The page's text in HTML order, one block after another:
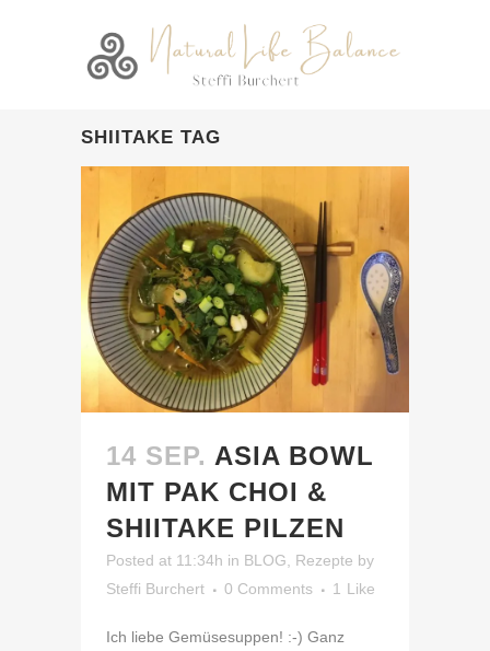
SHIITAKE TAG
14 SEP. ASIA BOWL
MIT PAK CHOI &
SHIITAKE PILZEN
Posted at 11:34h in BLOG Rezepte by
Steffi Burchert
0 Comments 1 Like
Ich liebe Gemüsesuppen! :-) Ganz